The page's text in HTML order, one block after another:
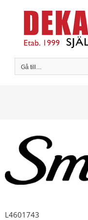
innehållet
Gå till…
L4601743